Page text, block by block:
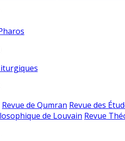
Revue de Qumran Revue des
de Louvain Revue